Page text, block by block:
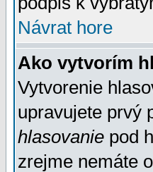
Návrat hore
Ako vytvorím
Vytvorenie
upravujete prvý
hlasovanie pod
zrejme nemáte